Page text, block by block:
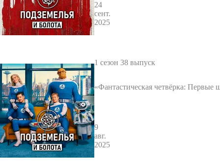
24
сент.
2025
1 сезон 38 выпуск
«Фантастическая четвёрка: Первые
9
авг.
2025